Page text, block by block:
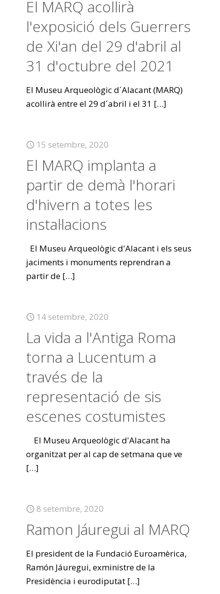
El MARQ acollirà
l'exposició dels Guerrers
de Xi'an del 29 d'abril al
31 d'octubre del 2021
El Museu Arqueològic d´Alacant (MARQ)
acollirà entre el 29 d´abril i el 31 […]
15 setembre, 2020
El MARQ implanta a
partir de demà l'horari
d'hivern a totes les
instal·lacions
El Museu Arqueològic d'Alacant i els seus
jaciments i monuments reprendran a
partir de […]
14 setembre, 2020
La vida a l'Antiga Roma
torna a Lucentum a
través de la
representació de sis
escenes costumistes
El Museu Arqueològic d'Alacant ha
organitzat per al cap de setmana que ve
[…]
8 setembre, 2020
Ramon Jáuregui al MARQ
El president de la Fundació Euroamèrica,
Ramón Jáuregui, exministre de la
Presidència i eurodiputat […]